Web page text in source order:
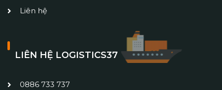
Liên hệ
LIÊN HỆ LOGISTICS37
0886 733 737